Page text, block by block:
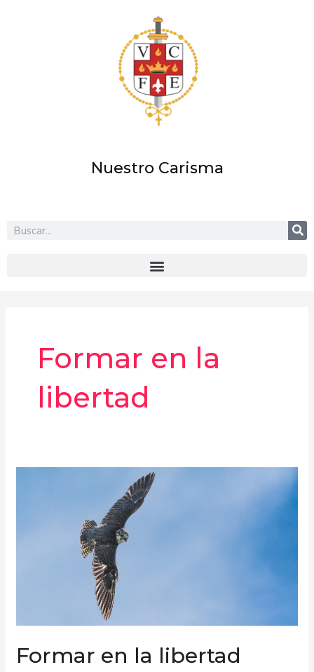
Nuestro Carisma
Formar en la
libertad
Formar en la libertad